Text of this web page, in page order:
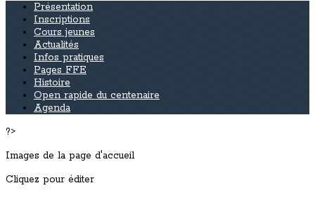
Présentation
Inscriptions
Cours jeunes
Actualités
Infos pratiques
Pages FFE
Histoire
Open rapide du centenaire
Agenda
?>
Images de la page d'accueil
Cliquez pour éditer